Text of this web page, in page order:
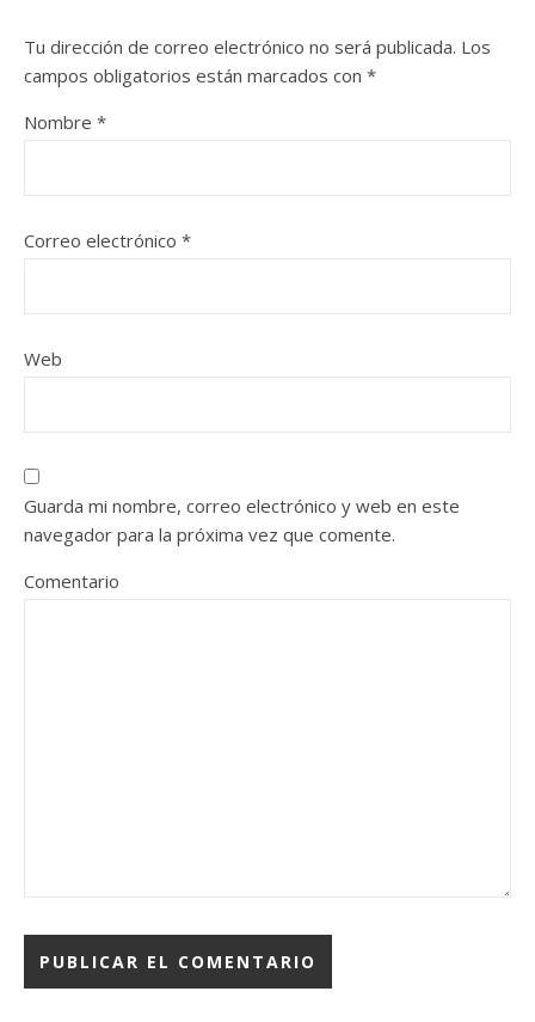
Tu dirección de correo electrónico no será publicada. Los
campos obligatorios están marcados con *
Nombre *
Correo electrónico *
Web
Guarda mi nombre, correo electrónico y web en este
navegador para la próxima vez que comente.
Comentario